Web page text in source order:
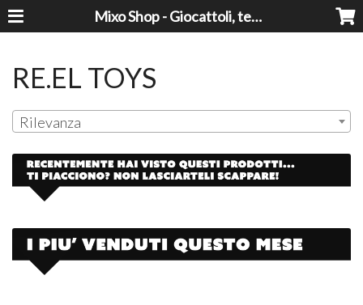
Mixo Shop - Giocattoli, tecnologia, casa e giardino a prezzi super!
RE.EL TOYS
Rilevanza